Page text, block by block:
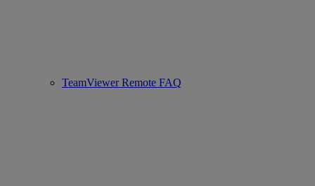
TeamViewer Remote FAQ